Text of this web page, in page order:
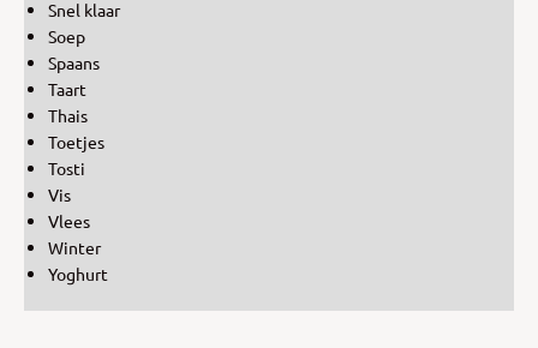
Snel klaar
Soep
Spaans
Taart
Thais
Toetjes
Tosti
Vis
Vlees
Winter
Yoghurt